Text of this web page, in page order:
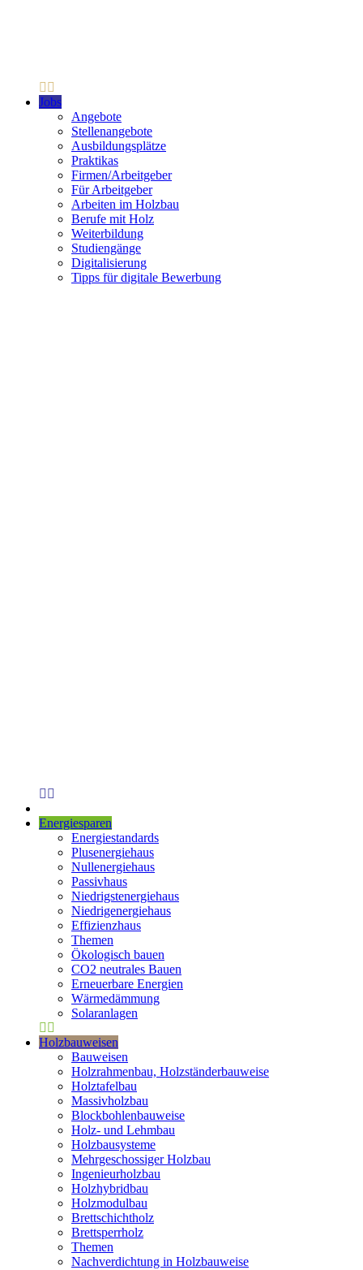
Jobs
Angebote
Stellenangebote
Ausbildungsplätze
Praktikas
Firmen/Arbeitgeber
Für Arbeitgeber
Arbeiten im Holzbau
Berufe mit Holz
Weiterbildung
Studiengänge
Digitalisierung
Tipps für digitale Bewerbung
Energiesparen
Energiestandards
Plusenergiehaus
Nullenergiehaus
Passivhaus
Niedrigstenergiehaus
Niedrigenergiehaus
Effizienzhaus
Themen
Ökologisch bauen
CO2 neutrales Bauen
Erneuerbare Energien
Wärmedämmung
Solaranlagen
Holzbauweisen
Bauweisen
Holzrahmenbau, Holzständerbauweise
Holztafelbau
Massivholzbau
Blockbohlenbauweise
Holz- und Lehmbau
Holzbausysteme
Mehrgeschossiger Holzbau
Ingenieurholzbau
Holzhybridbau
Holzmodulbau
Brettschichtholz
Brettsperrholz
Themen
Nachverdichtung in Holzbauweise